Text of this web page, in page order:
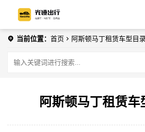
当前位置： 首页 阿斯顿马丁租赁车型目
阿斯顿马丁租赁车